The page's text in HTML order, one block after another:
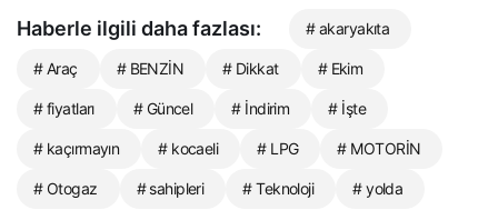
Haberle ilgili daha fazlası: # akaryakıta
# Araç # BENZİN # Dikkat # Ekim
# fiyatları # Güncel # İndirim # İşte
# kaçırmayın # kocaeli # LPG # MOTORİN
# Otogaz # sahipleri # Teknoloji # yolda